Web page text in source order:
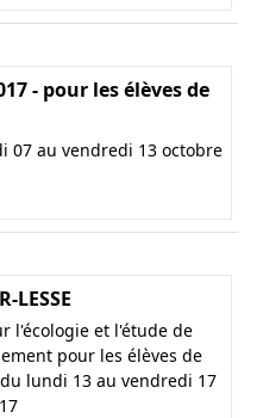
- pour les élèves de
07 au vendredi 13 octobre
LESSE
l'écologie et l'étude de
pour les élèves de
du lundi 13 au vendredi 17